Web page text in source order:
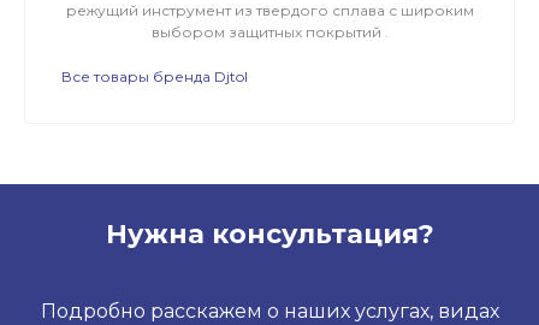
режущий инструмент из твердого сплава с широким
выбором защитных покрытий .
Все товары бренда Djtol
Нужна консультация?
Подробно расскажем о наших услугах, видах